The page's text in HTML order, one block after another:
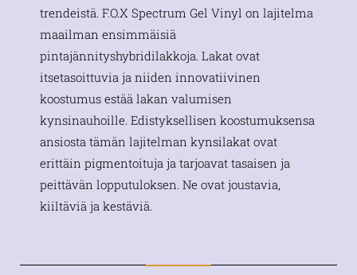
trendeistä. F.O.X Spectrum Gel Vinyl on lajitelma
maailman ensimmäisiä
pintajännityshybridilakkoja. Lakat ovat
itsetasoittuvia ja niiden innovatiivinen
koostumus estää lakan valumisen
kynsinauhoille. Edistyksellisen koostumuksensa
ansiosta tämän lajitelman kynsilakat ovat
erittäin pigmentoituja ja tarjoavat tasaisen ja
peittävän lopputuloksen. Ne ovat joustavia,
kiiltäviä ja kestäviä.